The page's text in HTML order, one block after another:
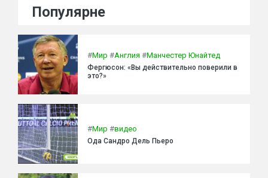
Популярне
#Мир #Англия #Манчестер Юнайтед
Фергюсон: «Вы действительно поверили в
это?»
#Мир #видео
Ода Сандро Дель Пьеро